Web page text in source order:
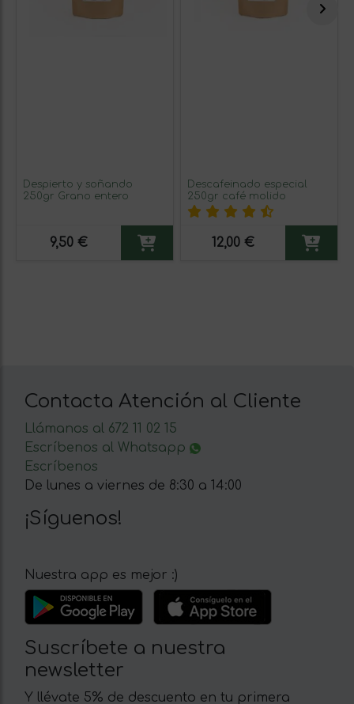
Despierto y soñando
250gr Grano entero
9,50 €
Descafeinado especial
250gr café molido
12,00 €
Contacta Atención al Cliente
Llámanos al 672 11 02 15
Escríbenos al Whatsapp
Escríbenos
De lunes a viernes de 8:30 a 14:00
¡Síguenos!
Nuestra app es mejor :)
Suscríbete a nuestra
newsletter
Y llévate 5% de descuento en tu primera